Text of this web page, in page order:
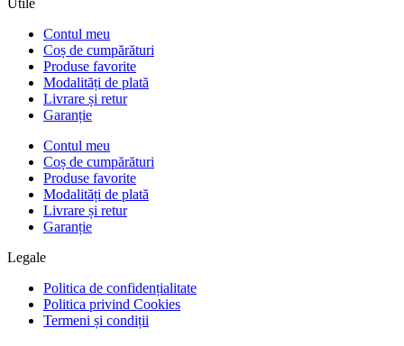
Utile
Contul meu
Coș de cumpărături
Produse favorite
Modalități de plată
Livrare și retur
Garanție
Contul meu
Coș de cumpărături
Produse favorite
Modalități de plată
Livrare și retur
Garanție
Legale
Politica de confidențialitate
Politica privind Cookies
Termeni și condiții